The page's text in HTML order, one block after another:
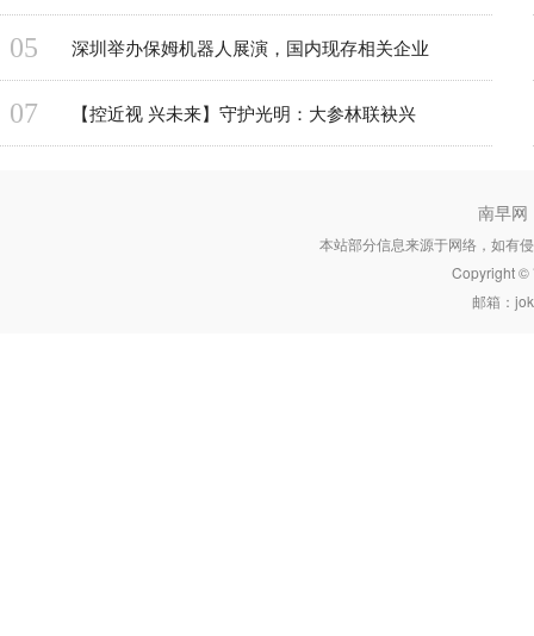
05 深圳举办保姆机器人展演，国内现存相关企业
07 【控近视 兴未来】守护光明：大参林联袂兴
南早网
本站部分信息来源于网络，如有
Copyright ©
邮箱：